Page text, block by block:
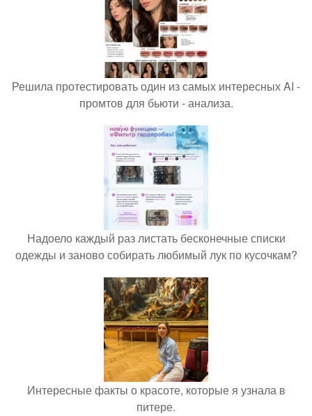
Решила протестировать один из самых интересных AI -
промтов для бьюти - анализа.
Надоело каждый раз листать бесконечные списки
одежды и заново собирать любимый лук по кусочкам?
Интересные факты о красоте, которые я узнала в
питере.